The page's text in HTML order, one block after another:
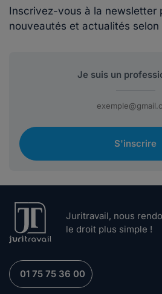
Inscrivez-vous à la newsletter
nouveautés et actualités
S'inscrire
Juritravail, nous
le droit plus simple !
01 75 75 36 00